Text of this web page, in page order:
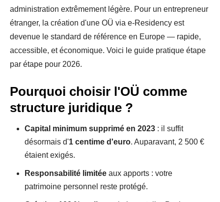
administration extrêmement légère. Pour un entrepreneur
étranger, la création d'une OÜ via e-Residency est
devenue le standard de référence en Europe — rapide,
accessible, et économique. Voici le guide pratique étape
par étape pour 2026.
Pourquoi choisir l'OÜ comme
structure juridique ?
Capital minimum supprimé en 2023 : il suffit
désormais d'1 centime d'euro. Auparavant, 2 500 €
étaient exigés.
Responsabilité limitée aux apports : votre
patrimoine personnel reste protégé.